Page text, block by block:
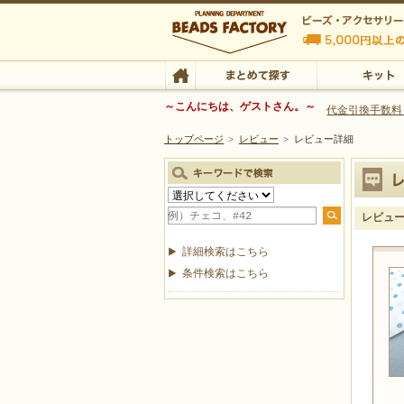
ビーズファクトリー ビーズ・パーツ・金具など
ビーズ・アクセサリ
ビーズ・アクセサリーの専門店 ビーズファクト
TOP まとめて探す
～こんにちは、ゲストさん。～ 代金引換手数
トップページ > レビュー > レビュー詳細
レビュ
詳細検索はこちら
条件検索はこちら